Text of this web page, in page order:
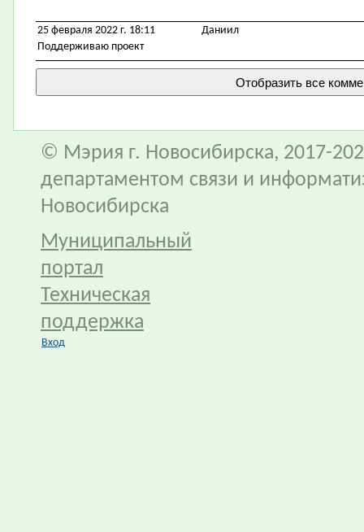
25 февраля 2022 г. 18:11
Даниил
Поддерживаю проект
© Мэрия г. Новосибирска, 2017-
департаментом связи и
Новосибирска
Муниципальный
портал
Техническая
поддержка
Вход